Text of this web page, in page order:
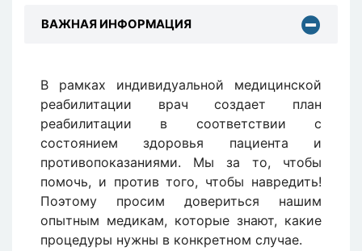
ВАЖНАЯ ИНФОРМАЦИЯ
В рамках индивидуальной медицинской
реабилитации врач создает план
реабилитации в соответствии с
состоянием здоровья пациента и
противопоказаниями. Мы за то, чтобы
помочь, и против того, чтобы навредить!
Поэтому просим довериться нашим
опытным медикам, которые знают, какие
процедуры нужны в конкретном случае.